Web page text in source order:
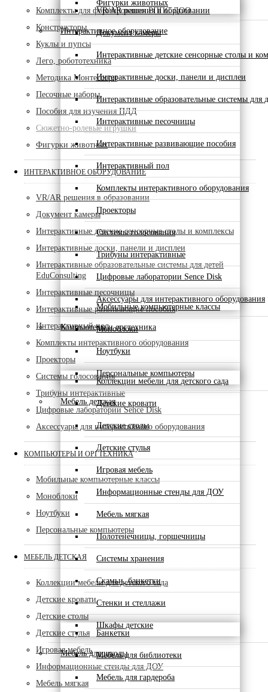
Фигурки животных
Интерактивное оборудование
VR/AR решения в образовании
Документ камеры
Интерактивные детские сенсорные столы и
Интерактивные доски, панели и дисплеи
Интерактивные образовательные системы для
Интерактивные песочницы
Интерактивные развивающие пособия
Интерактивный пол
Комплекты интерактивного оборудования
Проекторы
Системы голосования
Трибуны интерактивные
Цифровые лаборатории Sence Disk
Аксессуары для интерактивного оборудования
Компьютеры и оргтехника
Мобильные компьютерные классы
Моноблоки
Ноутбуки
Персональные компьютеры
Мебель детская
Коллекции мебели для детского сада
Детские кровати
Детские столы
Детские стулья
Игровая мебель
Информационные стенды для ДОУ
Мебель мягкая
Полотенечницы, горшечницы
Системы хранения
Скамьи, банкетки
Стенки и стеллажи
Шкафы детские
Мебель для школы
Банкетки
Мебель для библиотеки
Мебель для гардероба
Комплекты для формирования РППС ДОО
Конструкторы
Куклы и пупсы
Лего, робототехника
Методика Монтессори
Песочные наборы
Пособия для изучения ПДД
Сюжетно-ролевые игрушки
Фигурки животных
ИНТЕРАКТИВНОЕ ОБОРУДОВАНИЕ
VR/AR решения в образовании
Документ камеры
Интерактивные детские сенсорные столы и комплексы
Интерактивные доски, панели и дисплеи
Интерактивные образовательные системы для детей
EduConsulting
Интерактивные песочницы
Интерактивные развивающие пособия
Интерактивный пол
Комплекты интерактивного оборудования
Проекторы
Системы голосования
Трибуны интерактивные
Цифровые лаборатории Sence Disk
Аксессуары для интерактивного оборудования
КОМПЬЮТЕРЫ И ОРГТЕХНИКА
Мобильные компьютерные классы
Моноблоки
Ноутбуки
Персональные компьютеры
МЕБЕЛЬ ДЕТСКАЯ
Коллекции мебели для детского сада
Детские кровати
Детские столы
Детские стулья
Игровая мебель
Информационные стенды для ДОУ
Мебель мягкая